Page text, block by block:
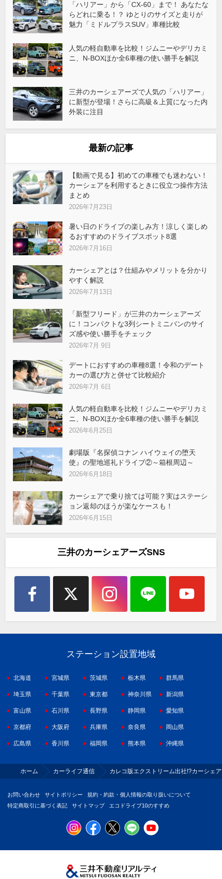
「ハリアー」から「CX-60」まで！ あなたな
らどれに乗る！？ ゆとりのサイズと走りが
魅力「ミドルプラスSUV」車種比較
人気の軽自動車を比較！ジムニーやデリカミ
ニ、N-BOXほか全6車種の使い勝手を解説
三井のカーシェアーズで人気の「ハリアー」
に新型が登場！さらに高級＆上質になった内
外装に注目
最新の記事
【動画で見る】初めての車種でも迷わない！
カーシェアを利用するときに役立つ操作方法
まとめ
2026年7月23日
暑い日のドライブの楽しみ方！涼しく楽しめ
るおすすめのドライブスポット8選
2026年7月16日
カーシェアとは？仕組みやメリットを分かり
やすく解説
2026年7月13日
「新型フリード」が三井のカーシェアーズ
に！コンパクトな3列シートミニバンのサイ
ズ感や使い勝手をチェック
2026年7月 9日
デートにおすすめの車種8選！令和のデート
カーの選び方と併せて比較紹介
2026年7月 6日
人気の軽自動車を比較！ジムニーやデリカミ
ニ、N-BOXほか全6車種の使い勝手を解説
2026年6月25日
劇場版『名探偵コナン ハイウェイの堕天
使』の聖地巡礼ドライブ②～箱根周辺～
2026年6月18日
カーシェアで乗り捨ては可能？実はステーシ
ョン返却のほうが楽なケースも！
2026年6月15日
三井のカーシェアーズSNS
ステーション設置地域
北海道 宮城県 茨城県 栃木県 群馬県
埼玉県 千葉県 東京都 神奈川県 新潟県
富山県 石川県 長野県 静岡県 愛知県
京都府 大阪府 兵庫県 奈良県 岡山県
広島県 香川県 福岡県 熊本県 沖縄県
ホーム カーライフ通信 カレコ版エクストリーム出社!?カーシェ
お問い合わせ サイトポリシー
規約・約款・個人情報の取り扱いについて
特定商取引に基づく表記
サイトマップ エコドライブ10のすすめ